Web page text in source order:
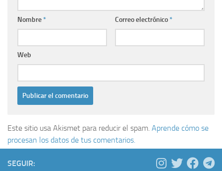
Nombre* Correo electrónico*
Web
Este sitio usa Akismet para reducir el spam. Aprende cómo se
procesan los datos de tus comentarios.
SEGUIR: